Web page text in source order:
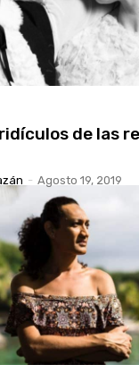
de las
- Agosto 19, 2019